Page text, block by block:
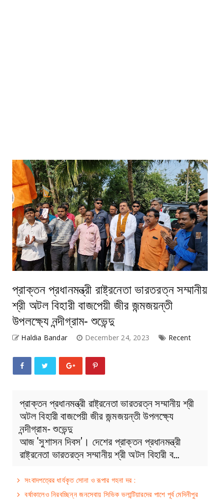
প্রাক্তন প্রধানমন্ত্রী রাষ্ট্রনেতা ভারতরত্ন সম্মানীয়
শ্রী অটল বিহারী বাজপেয়ী জীর জন্মজয়ন্তী
উপলক্ষ্যে নন্দীগ্রাম- শুভেন্দু
Haldia Bandar December 24, 2023 Recent
প্রাক্তন প্রধানমন্ত্রী রাষ্ট্রনেতা ভারতরত্ন সম্মানীয় শ্রী
অটল বিহারী বাজপেয়ী জীর জন্মজয়ন্তী উপলক্ষ্যে
নন্দীগ্রাম- শুভেন্দু
আজ 'সুশাসন দিবস'। দেশের প্রাক্তন প্রধানমন্ত্রী
রাষ্ট্রনেতা ভারতরত্ন সম্মানীয় শ্রী অটল বিহারী ব…
সংবাদপত্রের ধার্যকৃত সোনা ও রূপার গহনা দর :
বর্ষাকালেও নিরবচ্ছিন্ন জনসেবায় সিভিক ভলান্টিয়ারদের পাশে পূর্ব মেদিনীপুর